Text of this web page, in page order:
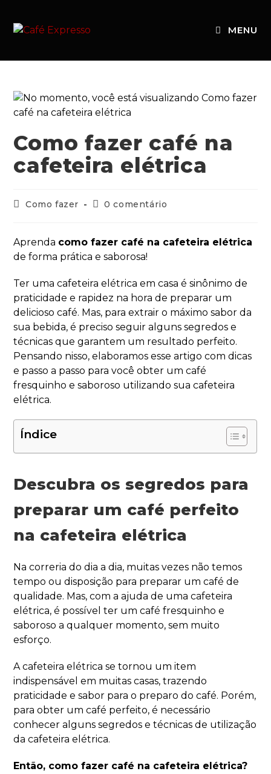
MENU
Como fazer café na
cafeteira elétrica
Como fazer 0 comentário
Aprenda como fazer café na cafeteira elétrica
de forma prática e saborosa!
Ter uma cafeteira elétrica em casa é sinônimo de
praticidade e rapidez na hora de preparar um
delicioso café. Mas, para extrair o máximo sabor da
sua bebida, é preciso seguir alguns segredos e
técnicas que garantem um resultado perfeito.
Pensando nisso, elaboramos esse artigo com dicas
e passo a passo para você obter um café
fresquinho e saboroso utilizando sua cafeteira
elétrica.
Índice
Descubra os segredos para
preparar um café perfeito
na cafeteira elétrica
Na correria do dia a dia, muitas vezes não temos
tempo ou disposição para preparar um café de
qualidade. Mas, com a ajuda de uma cafeteira
elétrica, é possível ter um café fresquinho e
saboroso a qualquer momento, sem muito
esforço.
A cafeteira elétrica se tornou um item
indispensável em muitas casas, trazendo
praticidade e sabor para o preparo do café. Porém,
para obter um café perfeito, é necessário
conhecer alguns segredos e técnicas de utilização
da cafeteira elétrica.
Então, como fazer café na cafeteira elétrica?